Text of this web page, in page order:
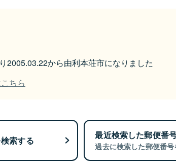
2005.03.22から由利本荘市になりました
ちら
索する 最近検索した郵便番
過去に検索した郵便番号